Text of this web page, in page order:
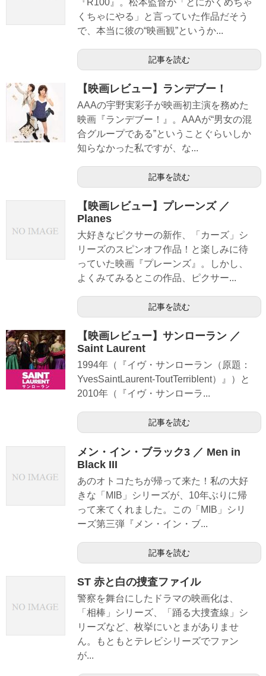
くちゃにやる」と言っていた作品だそう
で、本当に彼の“映画観”というか...
記事を読む
【映画レビュー】ランデブー！
AAAの宇野実彩子が映画初主演を務めた
映画『ランデブー！』。AAAが“男女の混
合グループである”ということぐらいしか
知らなかった私ですが、な...
記事を読む
【映画レビュー】プレーンズ ／
Planes
大好きなピクサーの新作、「カーズ」シ
リーズのスピンオフ作品！と楽しみに待
っていた映画『プレーンズ』。しかし、
よくみてみるとこの作品、ピクサー...
記事を読む
【映画レビュー】サンローラン ／
Saint Laurent
1994年（『イヴ・サンローラン（原題：
YvesSaintLaurent-ToutTerriblent）』）と
2010年（『イヴ・サンローラ...
記事を読む
メン・イン・ブラック3 ／ Men in
Black III
あのオトコたちが帰って来た！私の大好
きな「MIB」シリーズが、10年ぶりに帰
って来てくれました。この「MIB」シリ
ーズ第三弾『メン・イン・ブ...
記事を読む
ST 赤と白の捜査ファイル
警察を舞台にしたドラマの映画化は、
「相棒」シリーズ、「踊る大捜査線」シ
リーズなど、枚挙にいとまがありませ
ん。もともとテレビシリーズでファン
が...